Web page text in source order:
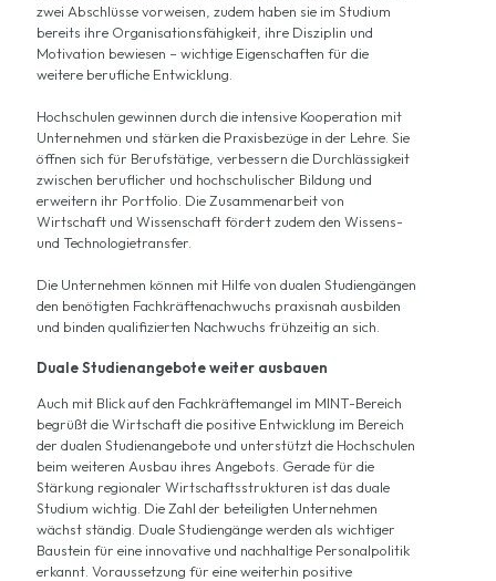
zwei Abschlüsse vorweisen, zudem haben sie im Studium
bereits ihre Organisationsfähigkeit, ihre Disziplin und
Motivation bewiesen – wichtige Eigenschaften für die
weitere berufliche Entwicklung.
Hochschulen gewinnen durch die intensive Kooperation mit
Unternehmen und stärken die Praxisbezüge in der Lehre. Sie
öffnen sich für Berufstätige, verbessern die Durchlässigkeit
zwischen beruflicher und hochschulischer Bildung und
erweitern ihr Portfolio. Die Zusammenarbeit von
Wirtschaft und Wissenschaft fördert zudem den Wissens-
und Technologietransfer.
Die Unternehmen können mit Hilfe von dualen Studiengängen
den benötigten Fachkräftenachwuchs praxisnah ausbilden
und binden qualifizierten Nachwuchs frühzeitig an sich.
Duale Studienangebote weiter ausbauen
Auch mit Blick auf den Fachkräftemangel im MINT-Bereich
begrüßt die Wirtschaft die positive Entwicklung im Bereich
der dualen Studienangebote und unterstützt die Hochschulen
beim weiteren Ausbau ihres Angebots. Gerade für die
Stärkung regionaler Wirtschaftsstrukturen ist das duale
Studium wichtig. Die Zahl der beteiligten Unternehmen
wächst ständig. Duale Studiengänge werden als wichtiger
Baustein für eine innovative und nachhaltige Personalpolitik
erkannt. Voraussetzung für eine weiterhin positive